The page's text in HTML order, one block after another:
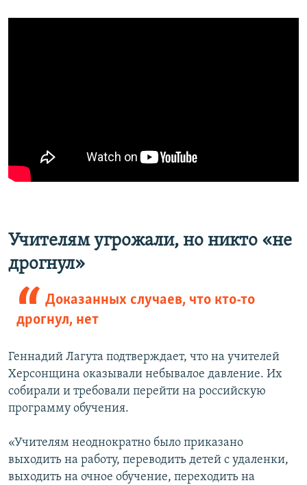
Учителям угрожали, но никто «не
дрогнул»
Доказанных случаев, что кто-то
дрогнул, нет
Геннадий Лагута подтверждает, что на учителей
Херсонщина оказывали небывалое давление. Их
собирали и требовали перейти на российскую
программу обучения.
«Учителям неоднократно было приказано
выходить на работу, переводить детей с удаленки,
выходить на очное обучение, переходить на